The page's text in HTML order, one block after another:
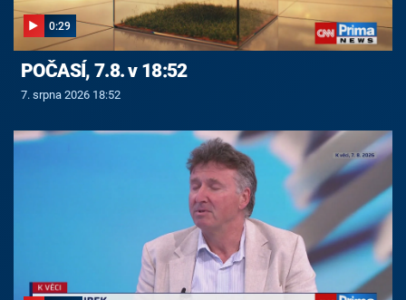
0:29
POČASÍ, 7.8. v 18:52
7. srpna 2026 18:52